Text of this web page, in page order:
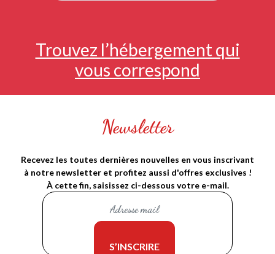
Trouvez l’hébergement qui
vous correspond
Newsletter
Recevez les toutes dernières nouvelles en vous inscrivant
à notre newsletter et profitez aussi d'offres exclusives !
À cette fin, saisissez ci-dessous votre e-mail.